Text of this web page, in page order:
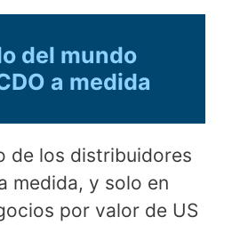
del mundo
a medida
de los distribuidores
medida, y solo en
por valor de US